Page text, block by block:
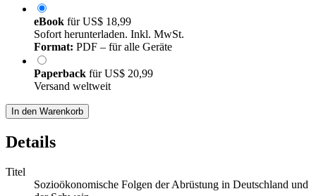
eBook fürUS$ 18,99
Sofort herunterladen. Inkl. MwSt.
Format: PDF – für alle Geräte
Paperback fürUS$ 20,99
Versand weltweit
In den Warenkorb
Details
Titel
Sozioökonomische Folgen der Abrüstung in Deutschland und